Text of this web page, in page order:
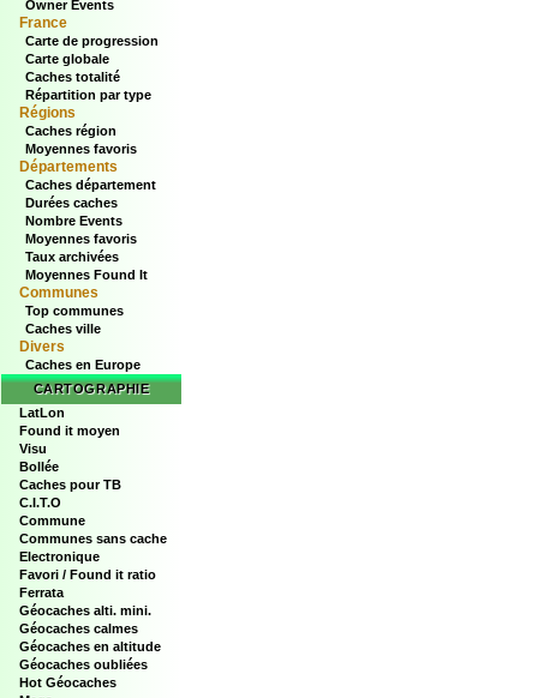
Owner Events
France
Carte de progression
Carte globale
Caches totalité
Répartition par type
Régions
Caches région
Moyennes favoris
Départements
Caches département
Durées caches
Nombre Events
Moyennes favoris
Taux archivées
Moyennes Found It
Communes
Top communes
Caches ville
Divers
Caches en Europe
CARTOGRAPHIE
LatLon
Found it moyen
Visu
Bollée
Caches pour TB
C.I.T.O
Commune
Communes sans cache
Electronique
Favori / Found it ratio
Ferrata
Géocaches alti. mini.
Géocaches calmes
Géocaches en altitude
Géocaches oubliées
Hot Géocaches